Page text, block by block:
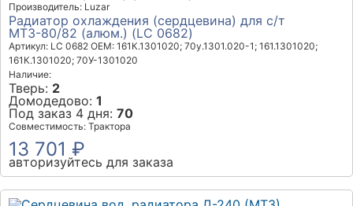
Производитель: Luzar
Радиатор охлаждения (сердцевина) для с/т
МТЗ-80/82 (алюм.) (LC 0682)
Артикул: LC 0682 OEM: 161К.1301020; 70у.1301.020-1; 161.1301020;
161К.1301020; 70У-1301020
Наличие:
Тверь: 2
Домодедово: 1
Под заказ 4 дня: 70
Совместимость: Трактора
13 701 ₽
авторизуйтесь для заказа